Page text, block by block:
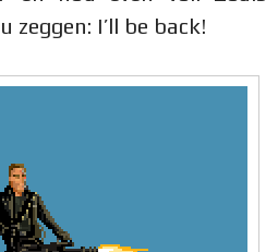
I’ll be back!